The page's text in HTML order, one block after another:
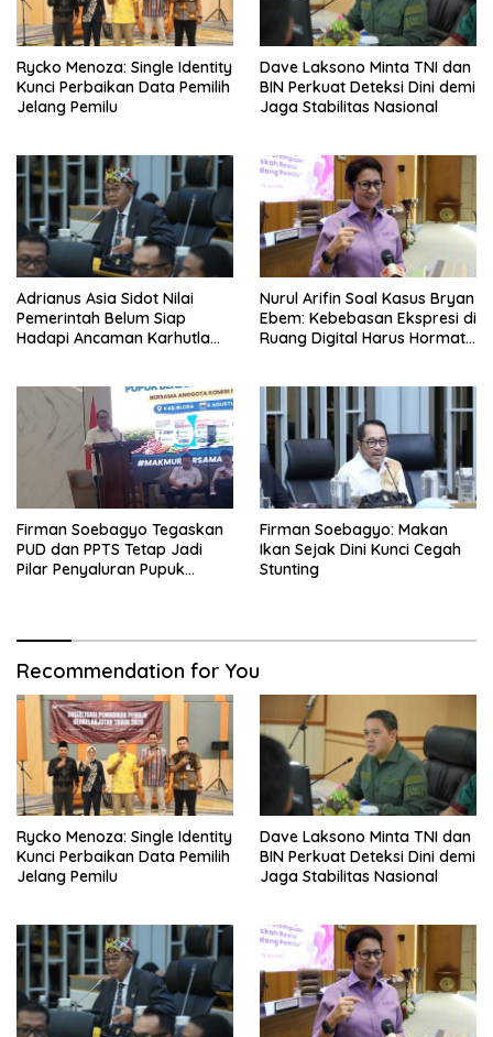
Rycko Menoza: Single Identity
Kunci Perbaikan Data Pemilih
Jelang Pemilu
Dave Laksono Minta TNI dan
BIN Perkuat Deteksi Dini demi
Jaga Stabilitas Nasional
Adrianus Asia Sidot Nilai
Pemerintah Belum Siap
Hadapi Ancaman Karhutla
Nurul Arifin Soal Kasus Bryan
Ebem: Kebebasan Ekspresi di
Ruang Digital Harus Hormati
Firman Soebagyo Tegaskan
PUD dan PPTS Tetap Jadi
Pilar Penyaluran Pupuk
Firman Soebagyo: Makan
Ikan Sejak Dini Kunci Cegah
Stunting
Recommendation for You
Rycko Menoza: Single Identity
Kunci Perbaikan Data Pemilih
Jelang Pemilu
Dave Laksono Minta TNI dan
BIN Perkuat Deteksi Dini demi
Jaga Stabilitas Nasional